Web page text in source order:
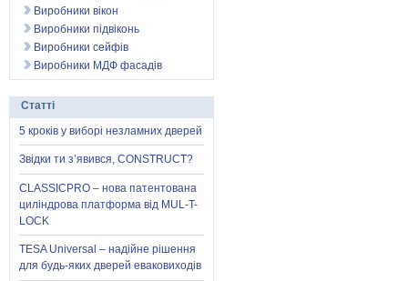
Виробники вікон
Виробники підвіконь
Виробники сейфів
Виробники МДФ фасадів
Статті
5 кроків у виборі незламних дверей
Звідки ти з’явився, CONSTRUCT?
CLASSICPRO – нова патентована
циліндрова платформа від MUL-T-
LOCK
TESA Universal – надійне рішення
для будь-яких дверей еваковиходів